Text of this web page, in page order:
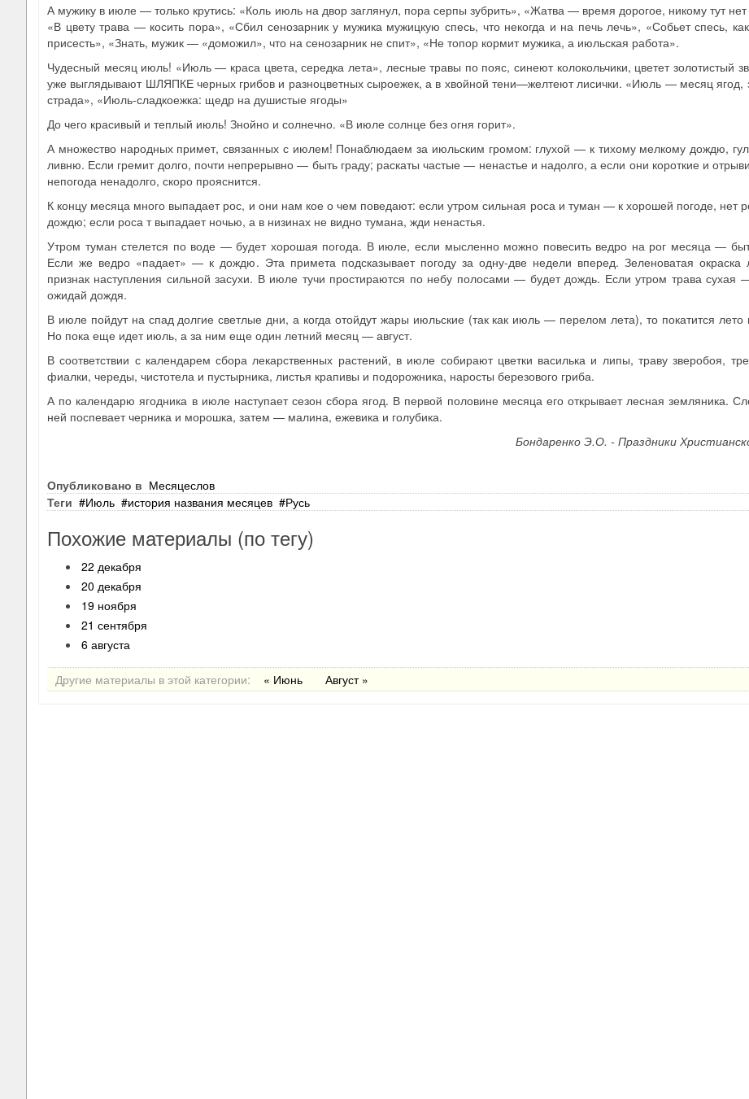
А мужику в июле — только крутись: «Коль июль на двор заглянул, пора серпы зубрить», «Жатва — время дорогое, никому тут нет
«В цвету трава — косить пора», «Сбил сенозарник у мужика мужицкую спесь, что некогда и на печь лечь», «Собьет спесь,
присесть», «Знать, мужик — «доможил», что на сенозарник не спит», «Не топор кормит мужика, а июльская работа».
Чудесный месяц июль! «Июль — краса цвета, середка лета», лесные травы по пояс, синеют колокольчики, цветет золотистый
уже выглядывают ШЛЯПКЕ черных грибов и разноцветных сыроежек, а в хвойной тени—желтеют лисички. «Июль — месяц ягод,
страда», «Июль-сладкоежка: щедр на душистые ягоды»
До чего красивый и теплый июль! Знойно и солнечно. «В июле солнце без огня горит».
А множество народных примет, связанных с июлем! Понаблюдаем за июльским громом: глухой — к тихому мелкому дождю,
ливню. Если гремит долго, почти непрерывно — быть граду; раскаты частые — ненастье и надолго, а если они короткие и
непогода ненадолго, скоро прояснится.
К концу месяца много выпадает рос, и они нам кое о чем поведают: если утром сильная роса и туман — к хорошей погоде, нет
дождю; если роса т выпадает ночью, а в низинах не видно тумана, жди ненастья.
Утром туман стелется по воде — будет хорошая погода. В июле, если мысленно можно повесить ведро на рог месяца —
Если же ведро «падает» — к дождю. Эта примета подсказывает погоду за одну-две недели вперед. Зеленоватая
признак наступления сильной засухи. В июле тучи простираются по небу полосами — будет дождь. Если утром трава сухая
ожидай дождя.
В июле пойдут на спад долгие светлые дни, а когда отойдут жары июльские (так как июль — перелом лета), то покатится лето
Но пока еще идет июль, а за ним еще один летний месяц — август.
В соответствии с календарем сбора лекарственных растений, в июле собирают цветки василька и липы, траву зверобоя,
фиалки, череды, чистотела и пустырника, листья крапивы и подорожника, наросты березового гриба.
А по календарю ягодника в июле наступает сезон сбора ягод. В первой половине месяца его открывает лесная земляника.
ней поспевает черника и морошка, затем — малина, ежевика и голубика.
Бондаренко Э.О. - Праздники
Опубликовано в Месяцеслов
Теги
Июль история названия месяцев Русь
Похожие материалы (по тегу)
22 декабря
20 декабря
19 ноября
21 сентября
6 августа
Другие материалы в этой категории: « Июнь Август »